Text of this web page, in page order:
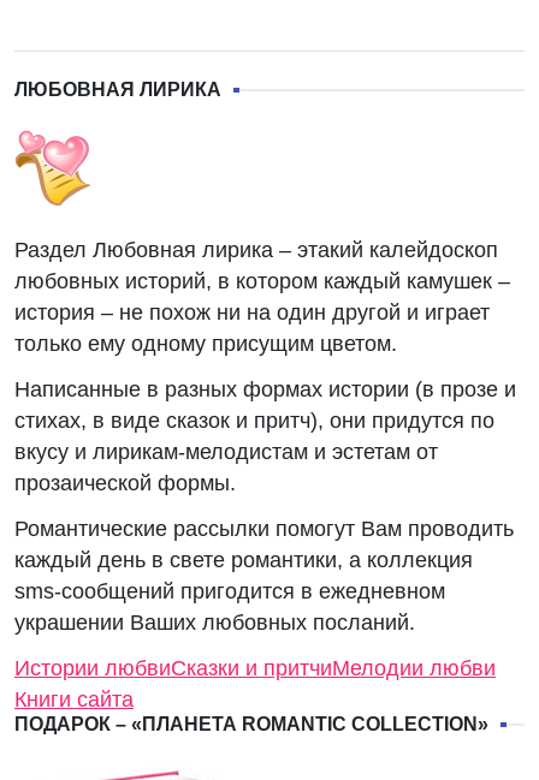
ЛЮБОВНАЯ ЛИРИКА
Раздел Любовная лирика – этакий калейдоскоп
любовных историй, в котором каждый камушек –
история – не похож ни на один другой и играет
только ему одному присущим цветом.
Написанные в разных формах истории (в прозе и
стихах, в виде сказок и притч), они придутся по
вкусу и лирикам-мелодистам и эстетам от
прозаической формы.
Романтические рассылки помогут Вам проводить
каждый день в свете романтики, а коллекция
sms-сообщений пригодится в ежедневном
украшении Ваших любовных посланий.
Истории любвиСказки и притчиМелодии любви
Книги сайта
ПОДАРОК – «ПЛАНЕТА ROMANTIC COLLECTION»